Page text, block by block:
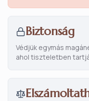
Biztonság
Védjük egymás
ahol tiszteletben